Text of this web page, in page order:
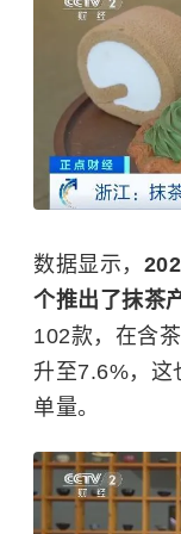
数据显示，
个推出了抹茶
102款，在含
升至7.6%，这
单量。